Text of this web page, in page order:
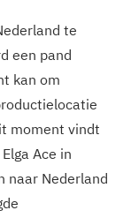
te
een pand
kan om
moment vindt
Ace in
naar Nederland